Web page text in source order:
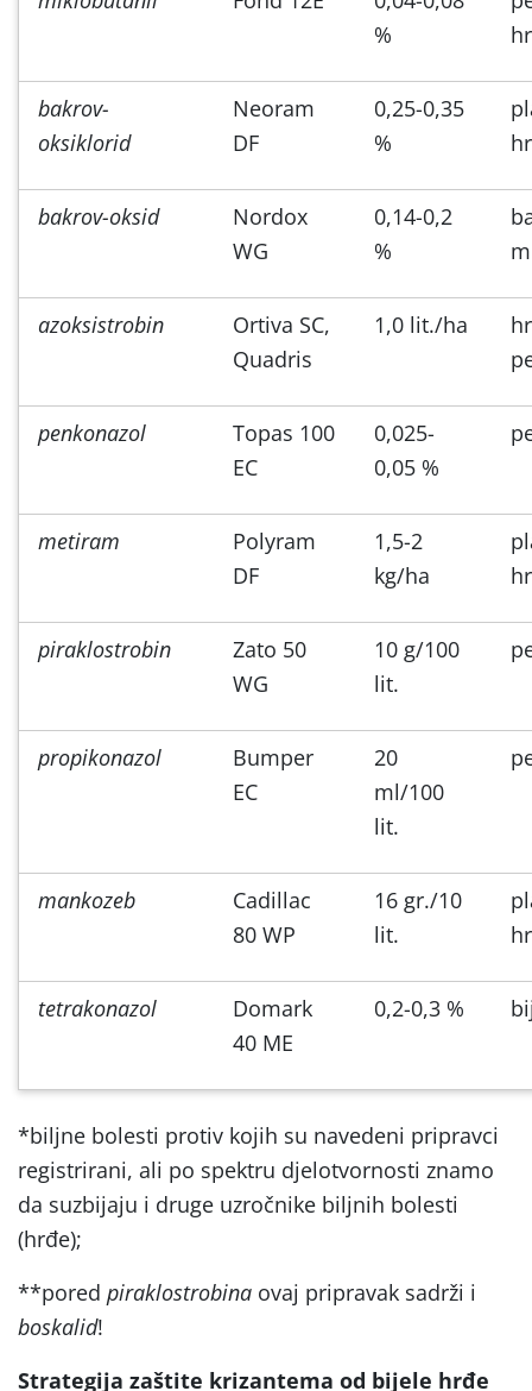
%
bakrov-
oksiklorid
Neoram
DF
0,25-0,35
%
bakrov-oksid
Nordox
WG
0,14-0,2
%
azoksistrobin
Ortiva SC,
Quadris
1,0 lit./ha
penkonazol
Topas 100
EC
0,025-
0,05 %
metiram
Polyram
DF
1,5-2
kg/ha
piraklostrobin
Zato 50
WG
10 g/100
lit.
propikonazol
Bumper
EC
20
ml/100
lit.
mankozeb
Cadillac
80 WP
16 gr./10
lit.
tetrakonazol
Domark
40 ME
0,2-0,3 %
*biljne bolesti protiv kojih su navedeni pripravci
registrirani, ali po spektru djelotvornosti znamo
da suzbijaju i druge uzročnike biljnih bolesti
(hrđe);
**pored piraklostrobina ovaj pripravak sadrži i
boskalid!
Strategija zaštite krizantema od bijele hrđe